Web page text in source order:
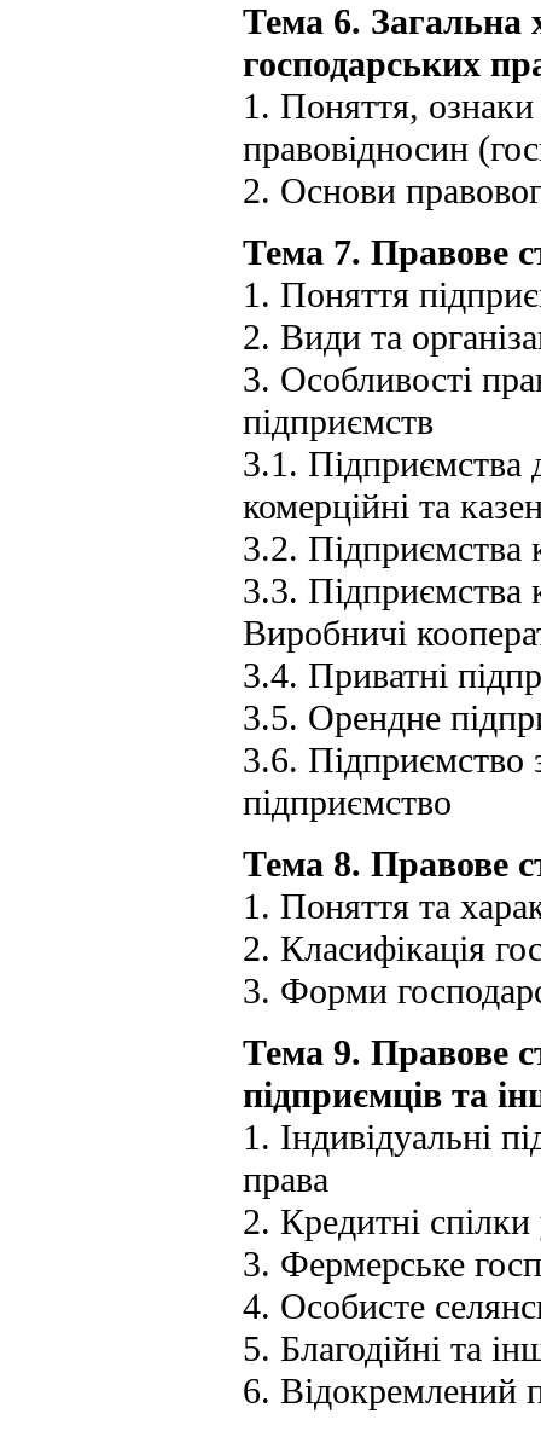
Тема 6. Загальна
господарських
1. Поняття, ознаки
правовідносин
2. Основи
Тема 7. Правове
1. Поняття
2. Види та
3. Особливості
підприємств
3.1. Підприємства
комерційні та
3.2. Підприємства
3.3. Підприємства
Виробничі
3.4. Приватні
3.5. Орендне
3.6. Підприємство
підприємство
Тема 8. Правове
1. Поняття та
2. Класифікація
3. Форми
Тема 9. Правове
підприємців та
1. Індивідуальні
права
2. Кредитні
3. Фермерське
4. Особисте
5. Благодійні та
6. Відокремлений